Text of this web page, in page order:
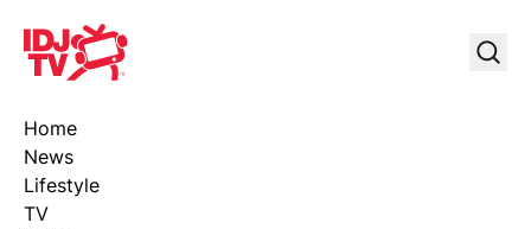
IDJ TV
Home
News
Lifestyle
TV